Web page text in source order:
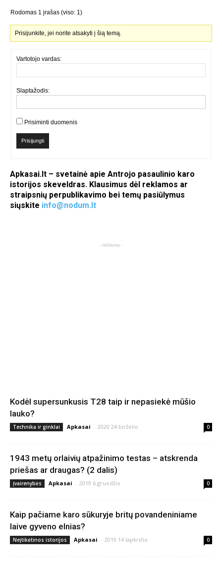
Rodomas 1 įrašas (viso: 1)
Prisijunkite, jei norite atsakyti į šią temą.
Vartotojo vardas:
Slaptažodis:
Prisiminti duomenis
Prisijungti
Apkasai.lt – svetainė apie Antrojo pasaulinio karo
istorijos skeveldras. Klausimus dėl reklamos ar
straipsnių perpublikavimo bei temų pasiūlymus
siųskite info@nodum.lt
- reklama -
Kodėl supersunkusis T28 taip ir nepasiekė mūšio
lauko?
Technika ir ginklai Apkasai - 2020 24 birželio 0
1943 metų orlaivių atpažinimo testas – atskrenda
priešas ar draugas? (2 dalis)
Įvairenybės Apkasai - 2019 6 gruodžio 0
Kaip pačiame karo sūkuryje britų povandeniniame
laive gyveno elnias?
Neįtikėtinos istorijos Apkasai - 2019 14 lapkričio 0